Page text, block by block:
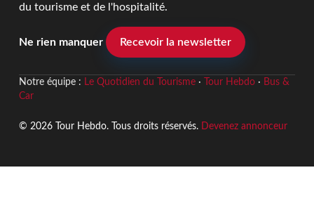
du tourisme et de l'hospitalité.
Ne rien manquer Recevoir la newsletter
Notre équipe : Le Quotidien du Tourisme· Tour Hebdo· Bus &
Car
© 2026 Tour Hebdo. Tous droits réservés. Devenez annonceur